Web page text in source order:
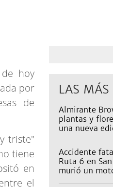
hoy
por
de
triste"
tiene
en
el
LAS MÁS
Almirante
plantas y
una nueva
Accidente
Ruta 6 en
murió un